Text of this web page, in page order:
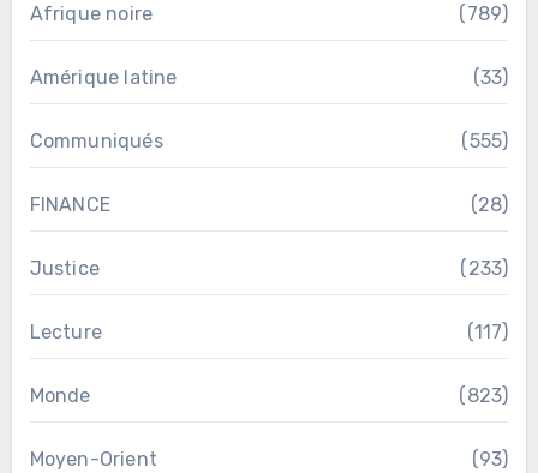
Afrique noire (789)
Amérique latine (33)
Communiqués (555)
FINANCE (28)
Justice (233)
Lecture (117)
Monde (823)
Moyen-Orient (93)